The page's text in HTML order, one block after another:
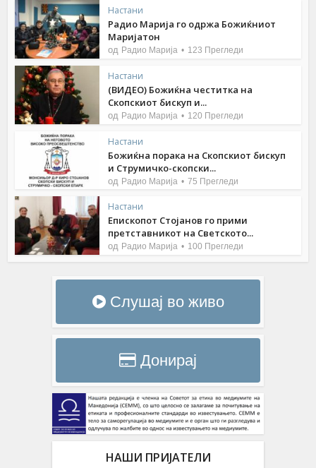
Настани
Радио Марија го одржа Божиќниот
Маријатон
од Радио Марија 123 Прегледи
Настани
(ВИДЕО) Божиќна честитка на
Скопскиот бискуп и...
од Радио Марија 120 Прегледи
Настани
Божиќна порака на Скопскиот бискуп
и Струмичко-скопски...
од Радио Марија 75 Прегледи
Настани
Епископот Стојанов го прими
претставникот на Светското...
од Радио Марија 100 Прегледи
Слушај во живо
Донирај
НАШИ ПРИЈАТЕЛИ